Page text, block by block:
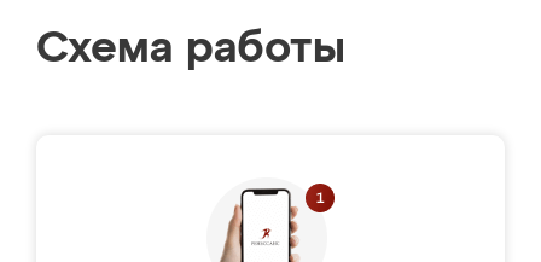
Схема работы